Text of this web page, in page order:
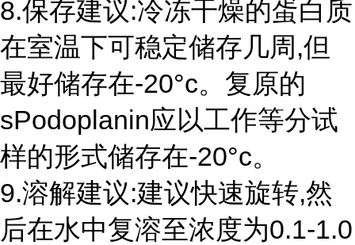
8.保存建议:冷冻干燥的蛋白质
在室温下可稳定储存几周,但
最好储存在-20°c。复原的
sPodoplanin应以工作等分试
样的形式储存在-20°c。
9.溶解建议:建议快速旋转,然
后在水中复溶至浓度为0.1-1.0